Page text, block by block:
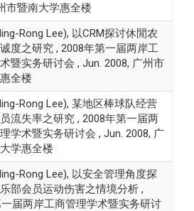
市暨南大学惠全楼
Rong Lee), 以CRM探讨休閒农
度之研究 , 2008年第一届两岸工
暨实务研讨会 , Jun. 2008, 广州市
全楼
Rong Lee), 某地区棒球队经营
流失率之研究 , 2008年第一届两
学术暨实务研讨会 , Jun. 2008, 广
学惠全楼
Rong Lee), 以安全管理角度探
部会员运动伤害之情境分析 ,
届两岸工商管理学术暨实务研讨